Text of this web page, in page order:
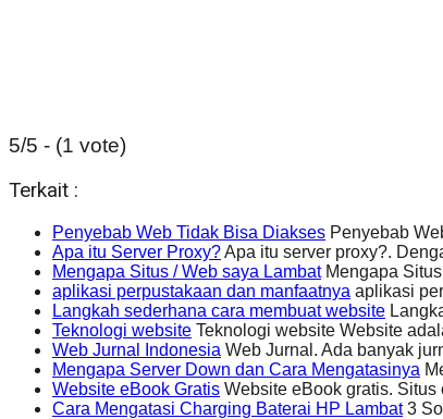
5/5 - (1 vote)
Terkait :
Penyebab Web Tidak Bisa Diakses Penyebab
Apa itu Server Proxy?Apa itu server proxy?.
Mengapa Situs / Web saya LambatMengapa
aplikasi perpustakaan dan manfaatnya aplikasi
Langkah sederhana cara membuat website
Teknologi website Teknologi website Website
Web Jurnal Indonesia Web Jurnal. Ada banyak
Mengapa Server Down dan Cara Mengatasinya
Website eBook Gratis Website eBook gratis.
Cara Mengatasi Charging Baterai HP Lambat3